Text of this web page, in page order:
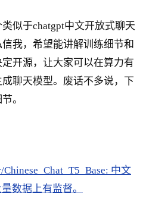
似于chatgpt中文开放式聊天
我，希望能讲解训练细节和
开源，让大家可以在算力有
聊天模型。废话不多说，下
。
中文
数据上有监督。